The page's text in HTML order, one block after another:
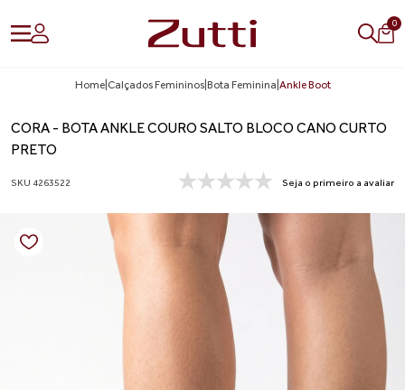
0
Home| Calçados Femininos| Bota Feminina Ankle Boot
CORA - BOTA ANKLE COURO SALTO BLOCO CANO CURTO
PRETO
SKU 4263522 Seja o primeiro a avaliar